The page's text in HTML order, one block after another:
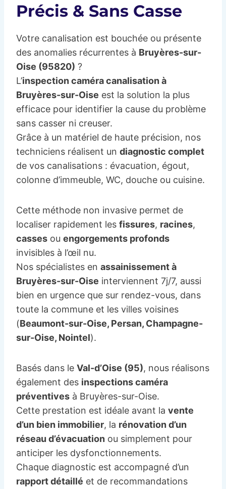
Précis & Sans Casse
Votre canalisation est bouchée ou présente
des anomalies récurrentes à Bruyères-sur-
Oise (95820) ?
L’inspection caméra canalisation à
Bruyères-sur-Oise est la solution la plus
efficace pour identifier la cause du problème
sans casser ni creuser.
Grâce à un matériel de haute précision, nos
techniciens réalisent un diagnostic complet
de vos canalisations : évacuation, égout,
colonne d’immeuble, WC, douche ou cuisine.
Cette méthode non invasive permet de
localiser rapidement les fissures, racines,
casses ou engorgements profonds
invisibles à l’œil nu.
Nos spécialistes en assainissement à
Bruyères-sur-Oise interviennent 7j/7, aussi
bien en urgence que sur rendez-vous, dans
toute la commune et les villes voisines
(Beaumont-sur-Oise, Persan, Champagne-
sur-Oise, Nointel).
Basés dans le Val-d’Oise (95), nous réalisons
également des inspections caméra
préventives à Bruyères-sur-Oise.
Cette prestation est idéale avant la vente
d’un bien immobilier, la rénovation d’un
réseau d’évacuation ou simplement pour
anticiper les dysfonctionnements.
Chaque diagnostic est accompagné d’un
rapport détaillé et de recommandations